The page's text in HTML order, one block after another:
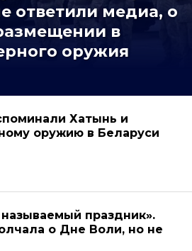
ответили медиа, о
в
оружия
Хатынь и
оружию в Беларуси
праздник».
о Дне Воли, но не